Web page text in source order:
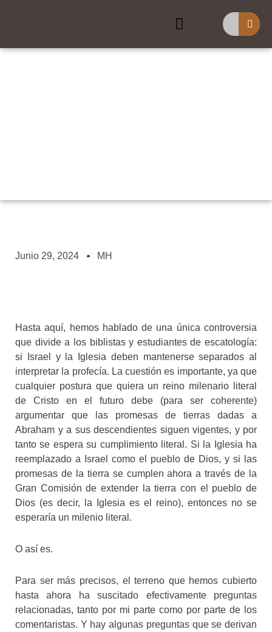
Buscar
Junio 29, 2024 MH
Hasta aquí, hemos hablado de una única controversia
que divide a los biblistas y estudiantes de escatología:
si Israel y la Iglesia deben mantenerse separados al
interpretar la profecía. La cuestión es importante, ya que
cualquier postura que quiera un reino milenario literal
de Cristo en el futuro debe (para ser coherente)
argumentar que las promesas de tierras dadas a
Abraham y a sus descendientes siguen vigentes, y por
tanto se espera su cumplimiento literal. Si la Iglesia ha
reemplazado a Israel como el pueblo de Dios, y si las
promesas de la tierra se cumplen ahora a través de la
Gran Comisión de extender la tierra con el pueblo de
Dios (es decir, la Iglesia es el reino), entonces no se
esperaría un milenio literal.
O así es.
Para ser más precisos, el terreno que hemos cubierto
hasta ahora ha suscitado efectivamente preguntas
relacionadas, tanto por mi parte como por parte de los
comentaristas. Y hay algunas preguntas que se derivan